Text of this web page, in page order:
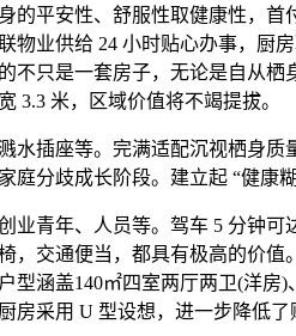
的平安性、舒服性取健康性，首
物业供给 24 小时贴心办事，厨
不只是一套房子，无论是自从
3.3 米，区域价值将不竭提拔。
座等。完满适配沉视栖身质
庭分歧成长阶段。建立起 “健康
年、人员等。驾车 5 分钟可
，交通便当，都具有极高的价
型涵盖140㎡四室两厅两卫(洋房
房采用 U 型设想，进一步降低了